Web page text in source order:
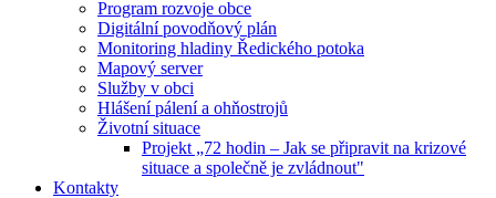
Program rozvoje obce
Digitální povodňový plán
Monitoring hladiny Ředického potoka
Mapový server
Služby v obci
Hlášení pálení a ohňostrojů
Životní situace
Projekt „72 hodin – Jak se připravit na krizové
situace a společně je zvládnout"
Kontakty